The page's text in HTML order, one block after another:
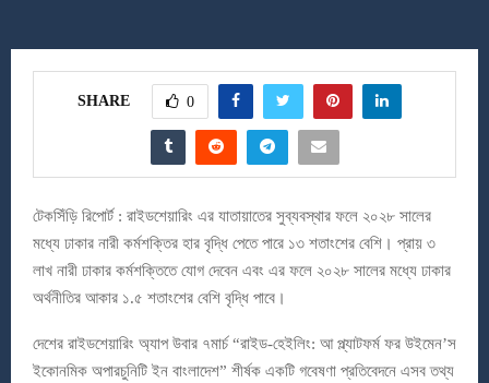
SHARE 0
টেকসিঁড়ি রিপোর্ট : রাইডশেয়ারিং এর যাতায়াতের সুব্যবস্থার ফলে ২০২৮ সালের
মধ্যে ঢাকার নারী কর্মশক্তির হার বৃদ্ধি পেতে পারে ১৩ শতাংশের বেশি। প্রায় ৩
লাখ নারী ঢাকার কর্মশক্তিতে যোগ দেবেন এবং এর ফলে ২০২৮ সালের মধ্যে ঢাকার
অর্থনীতির আকার ১.৫ শতাংশের বেশি বৃদ্ধি পাবে।
দেশের রাইডশেয়ারিং অ্যাপ উবার ৭মার্চ “রাইড-হেইলিং: আ প্ল্যাটফর্ম ফর উইমেন’স
ইকোনমিক অপারচুনিটি ইন বাংলাদেশ” শীর্ষক একটি গবেষণা প্রতিবেদনে এসব তথ্য